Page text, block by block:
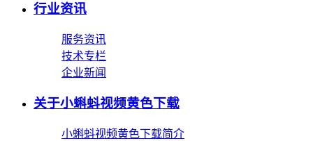
行业资讯
服务资讯
技术专栏
企业新闻
关于小蝌蚪视频黄色下载
小蝌蚪视频黄色下载简介